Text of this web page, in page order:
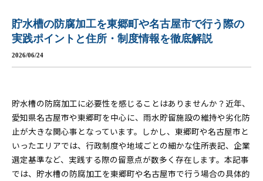
貯水槽の防腐加工を東郷町や名古屋市で行う際の
実践ポイントと住所・制度情報を徹底解説
2026/06/24
貯水槽の防腐加工に必要性を感じることはありませんか？近年、
愛知県名古屋市や東郷町を中心に、雨水貯留施設の維持や劣化防
止が大きな関心事となっています。しかし、東郷町や名古屋市と
いったエリアでは、行政制度や地域ごとの細かな住所表記、企業
選定基準など、実践する際の留意点が数多く存在します。本記事
では、貯水槽の防腐加工を東郷町や名古屋市で行う場合の具体的